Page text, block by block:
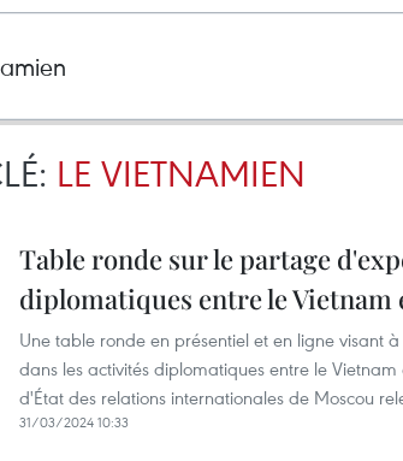
LE VIETNAMIEN
Table ronde sur le partage
diplomatiques entre le Vietnam
Une table ronde en présentiel et en ligne visant
dans les activités diplomatiques entre le
d'État des relations internationales de Moscou
31/03/2024 10:33